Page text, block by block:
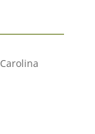
Carolina